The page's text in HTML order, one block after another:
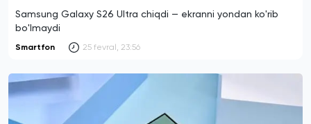
Samsung Galaxy S26 Ultra chiqdi — ekranni yondan ko'rib
bo'lmaydi
Smartfon 25 fevral, 23:56